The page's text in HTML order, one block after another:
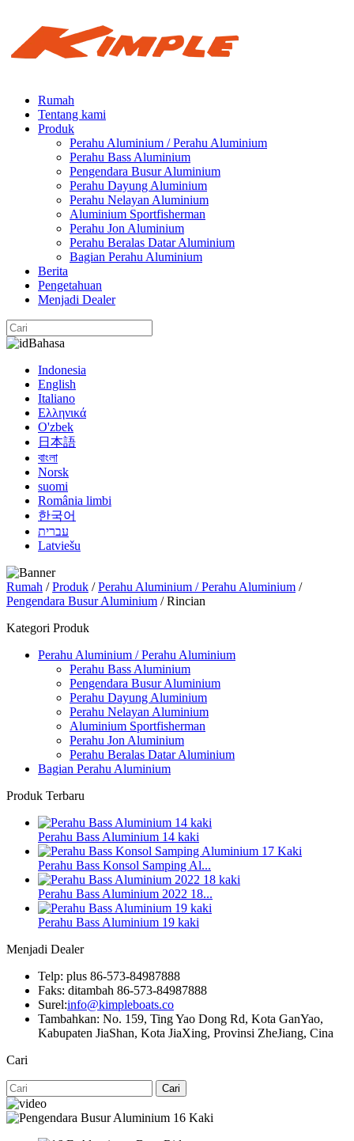
Rumah
Tentang kami
Produk
Perahu Aluminium / Perahu Aluminium
Perahu Bass Aluminium
Pengendara Busur Aluminium
Perahu Dayung Aluminium
Perahu Nelayan Aluminium
Aluminium Sportfisherman
Perahu Jon Aluminium
Perahu Beralas Datar Aluminium
Bagian Perahu Aluminium
Berita
Pengetahuan
Menjadi Dealer
Bahasa
Indonesia
English
Italiano
Ελληνικά
O'zbek
日本語
বাংলা
Norsk
suomi
România limbi
한국어
עברית
Latviešu
Rumah /Produk /Perahu Aluminium / Perahu Aluminium /
Pengendara Busur Aluminium / Rincian
Kategori Produk
Perahu Aluminium / Perahu Aluminium
Perahu Bass Aluminium
Pengendara Busur Aluminium
Perahu Dayung Aluminium
Perahu Nelayan Aluminium
Aluminium Sportfisherman
Perahu Jon Aluminium
Perahu Beralas Datar Aluminium
Bagian Perahu Aluminium
Produk Terbaru
Perahu Bass Aluminium 14 kaki
Perahu Bass Konsol Samping Al...
Perahu Bass Aluminium 2022 18...
Perahu Bass Aluminium 19 kaki
Menjadi Dealer
Telp: plus 86-573-84987888
Faks: ditambah 86-573-84987888
Surel:info@kimpleboats.co
Tambahkan: No. 159, Ting Yao Dong Rd, Kota GanYao,
Kabupaten JiaShan, Kota JiaXing, Provinsi ZheJiang, Cina
Cari
Cari